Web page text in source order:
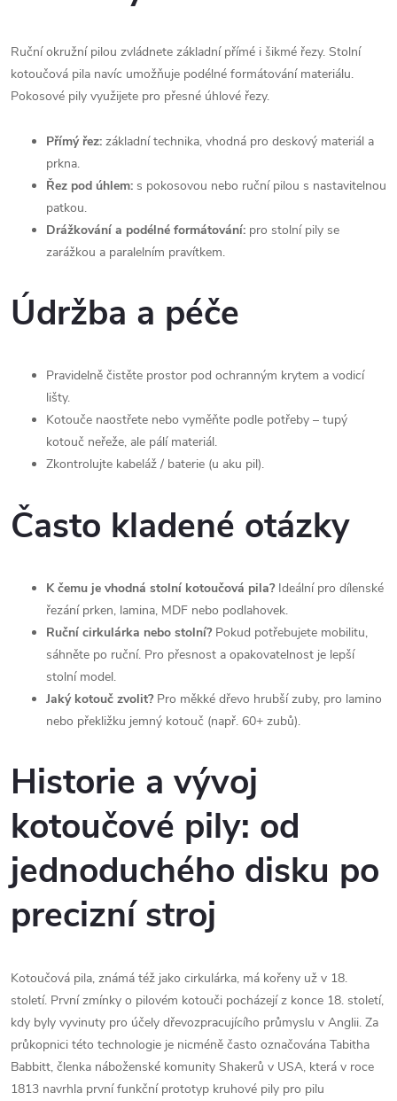
Ruční okružní pilou zvládnete základní přímé i šikmé řezy. Stolní
kotoučová pila navíc umožňuje podélné formátování materiálu.
Pokosové pily využijete pro přesné úhlové řezy.
Přímý řez: základní technika, vhodná pro deskový materiál a
prkna.
Řez pod úhlem: s pokosovou nebo ruční pilou s nastavitelnou
patkou.
Drážkování a podélné formátování: pro stolní pily se
zarážkou a paralelním pravítkem.
Údržba a péče
Pravidelně čistěte prostor pod ochranným krytem a vodicí
lišty.
Kotouče naostřete nebo vyměňte podle potřeby – tupý
kotouč neřeže, ale pálí materiál.
Zkontrolujte kabeláž / baterie (u aku pil).
Často kladené otázky
K čemu je vhodná stolní kotoučová pila?Ideální pro dílenské
řezání prken, lamina, MDF nebo podlahovek.
Ruční cirkulárka nebo stolní?Pokud potřebujete mobilitu,
sáhněte po ruční. Pro přesnost a opakovatelnost je lepší
stolní model.
Jaký kotouč zvolit?Pro měkké dřevo hrubší zuby, pro lamino
nebo překližku jemný kotouč (např. 60+ zubů).
Historie a vývoj
kotoučové pily: od
jednoduchého disku po
precizní stroj
Kotoučová pila, známá též jako cirkulárka, má kořeny už v 18.
století. První zmínky o pilovém kotouči pocházejí z konce 18. století,
kdy byly vyvinuty pro účely dřevozpracujícího průmyslu v Anglii. Za
průkopnici této technologie je nicméně často označována Tabitha
Babbitt, členka náboženské komunity Shakerů v USA, která v roce
1813 navrhla první funkční prototyp kruhové pily pro pilu